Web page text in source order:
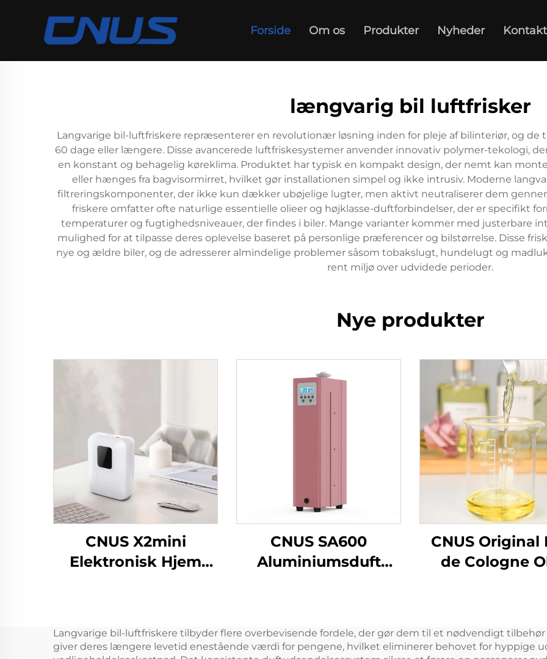
Forside Om os Produkter Nyheder
længvarig bil luftfrisker
Langvarige bil-luftfriskere repræsenterer en revolutionær løsning inden for pleje af bilinteriør, og
60 dage eller længere. Disse avancerede luftfriskesystemer anvender innovativ polymer-tekologi,
en konstant og behagelig køreklima. Produktet har typisk en kompakt design, der nemt kan
eller hænges fra bagvisormirret, hvilket gør installationen simpel og ikke intrusiv. Moderne
filtreringskomponenter, der ikke kun dækker ubøjelige lugter, men aktivt neutraliserer dem
friskere omfatter ofte naturlige essentielle olieer og højklasse-duftforbindelser, der er specifikt
temperaturer og fugtighedsniveauer, der findes i biler. Mange varianter kommer med justerbare
mulighed for at tilpasse deres oplevelse baseret på personlige præferencer og bilstørrelse. Disse
nye og ældre biler, og de adresserer almindelige problemer såsom tobakslugt, hundelugt og
rent miljø over udvidede perioder.
Nye produkter
CNUS X2mini
Elektronisk Hjem
Diffuser Machine
CNUS SA600
Aluminiumsduft
Elektronisk duft
CNUS Original
de Cologne
Deffuser
Langvarige bil-luftfriskere tilbyder flere overbevisende fordele, der gør dem til et nødvendigt
giver deres længere levetid enestående værdi for pengene, hvilket eliminerer behovet for hyppige